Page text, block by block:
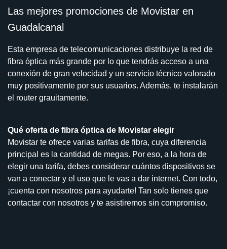
Las mejores promociones de Movistar en
Guadalcanal
Esta empresa de telecomunicaciones distribuye la red de
fibra óptica más grande por lo que tendrás acceso a una
conexión de gran velocidad y un servicio técnico valorado
muy positivamente por sus usuarios. Además, te instalarán
el router grauitamente.
Qué oferta de fibra óptica de Movistar elegir
Movistar te ofrece varias tarifas de fibra, cuya diferencia
principal es la cantidad de megas. Por eso, a la hora de
elegir una tarifa, debes considerar cuántos dispositivos se
van a conectar y el uso que le vas a dar internet. Con todo,
¡cuenta con nosotros para ayudarte! Tan solo tienes que
contactar con nosotros y te asistiremos sin compromiso.